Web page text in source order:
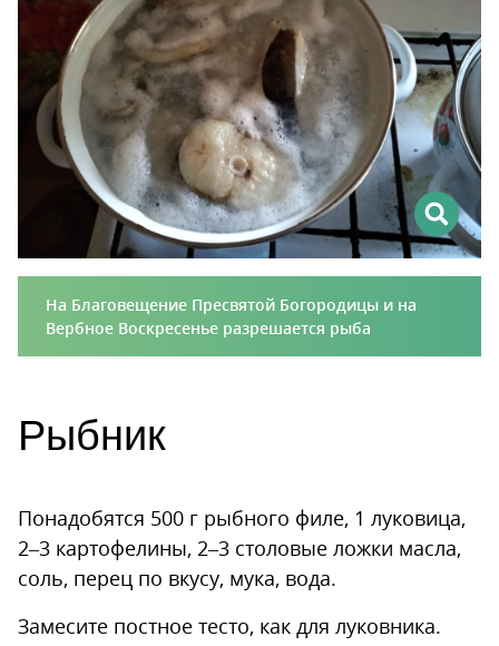
На Благовещение Пресвятой Богородицы и на
Вербное Воскресенье разрешается рыба
Рыбник
Понадобятся 500 г рыбного филе, 1 луковица,
2–3 картофелины, 2–3 столовые ложки масла,
соль, перец по вкусу, мука, вода.
Замесите постное тесто, как для луковника.